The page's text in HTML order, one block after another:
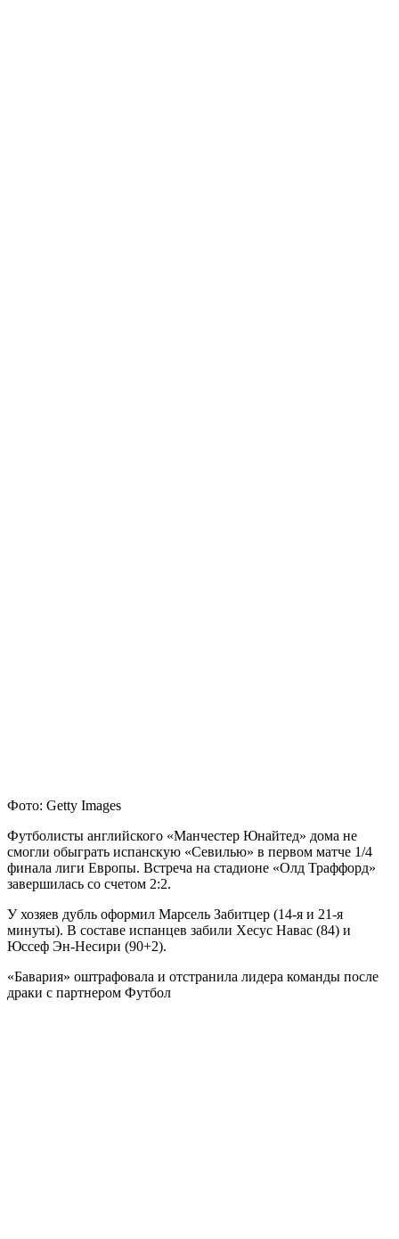
Фото: Getty Images
Футболисты английского «Манчестер Юнайтед» дома не
смогли обыграть испанскую «Севилью» в первом матче 1/4
финала лиги Европы. Встреча на стадионе «Олд Траффорд»
завершилась со счетом 2:2.
У хозяев дубль оформил Марсель Забитцер (14-я и 21-я
минуты). В составе испанцев забили Хесус Навас (84) и
Юссеф Эн-Несири (90+2).
«Бавария» оштрафовала и отстранила лидера команды после
драки с партнером Футбол